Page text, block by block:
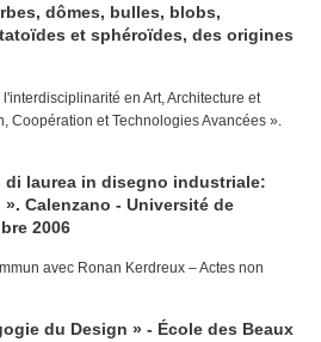
dômes, bulles, blobs,
et sphéroïdes, des origines
en Art, Architecture et
Coopération et Technologies Avancées ».
di laurea in disegno industriale:
Calenzano - Université de
2006
avec Ronan Kerdreux – Actes non
du Design » - École des Beaux